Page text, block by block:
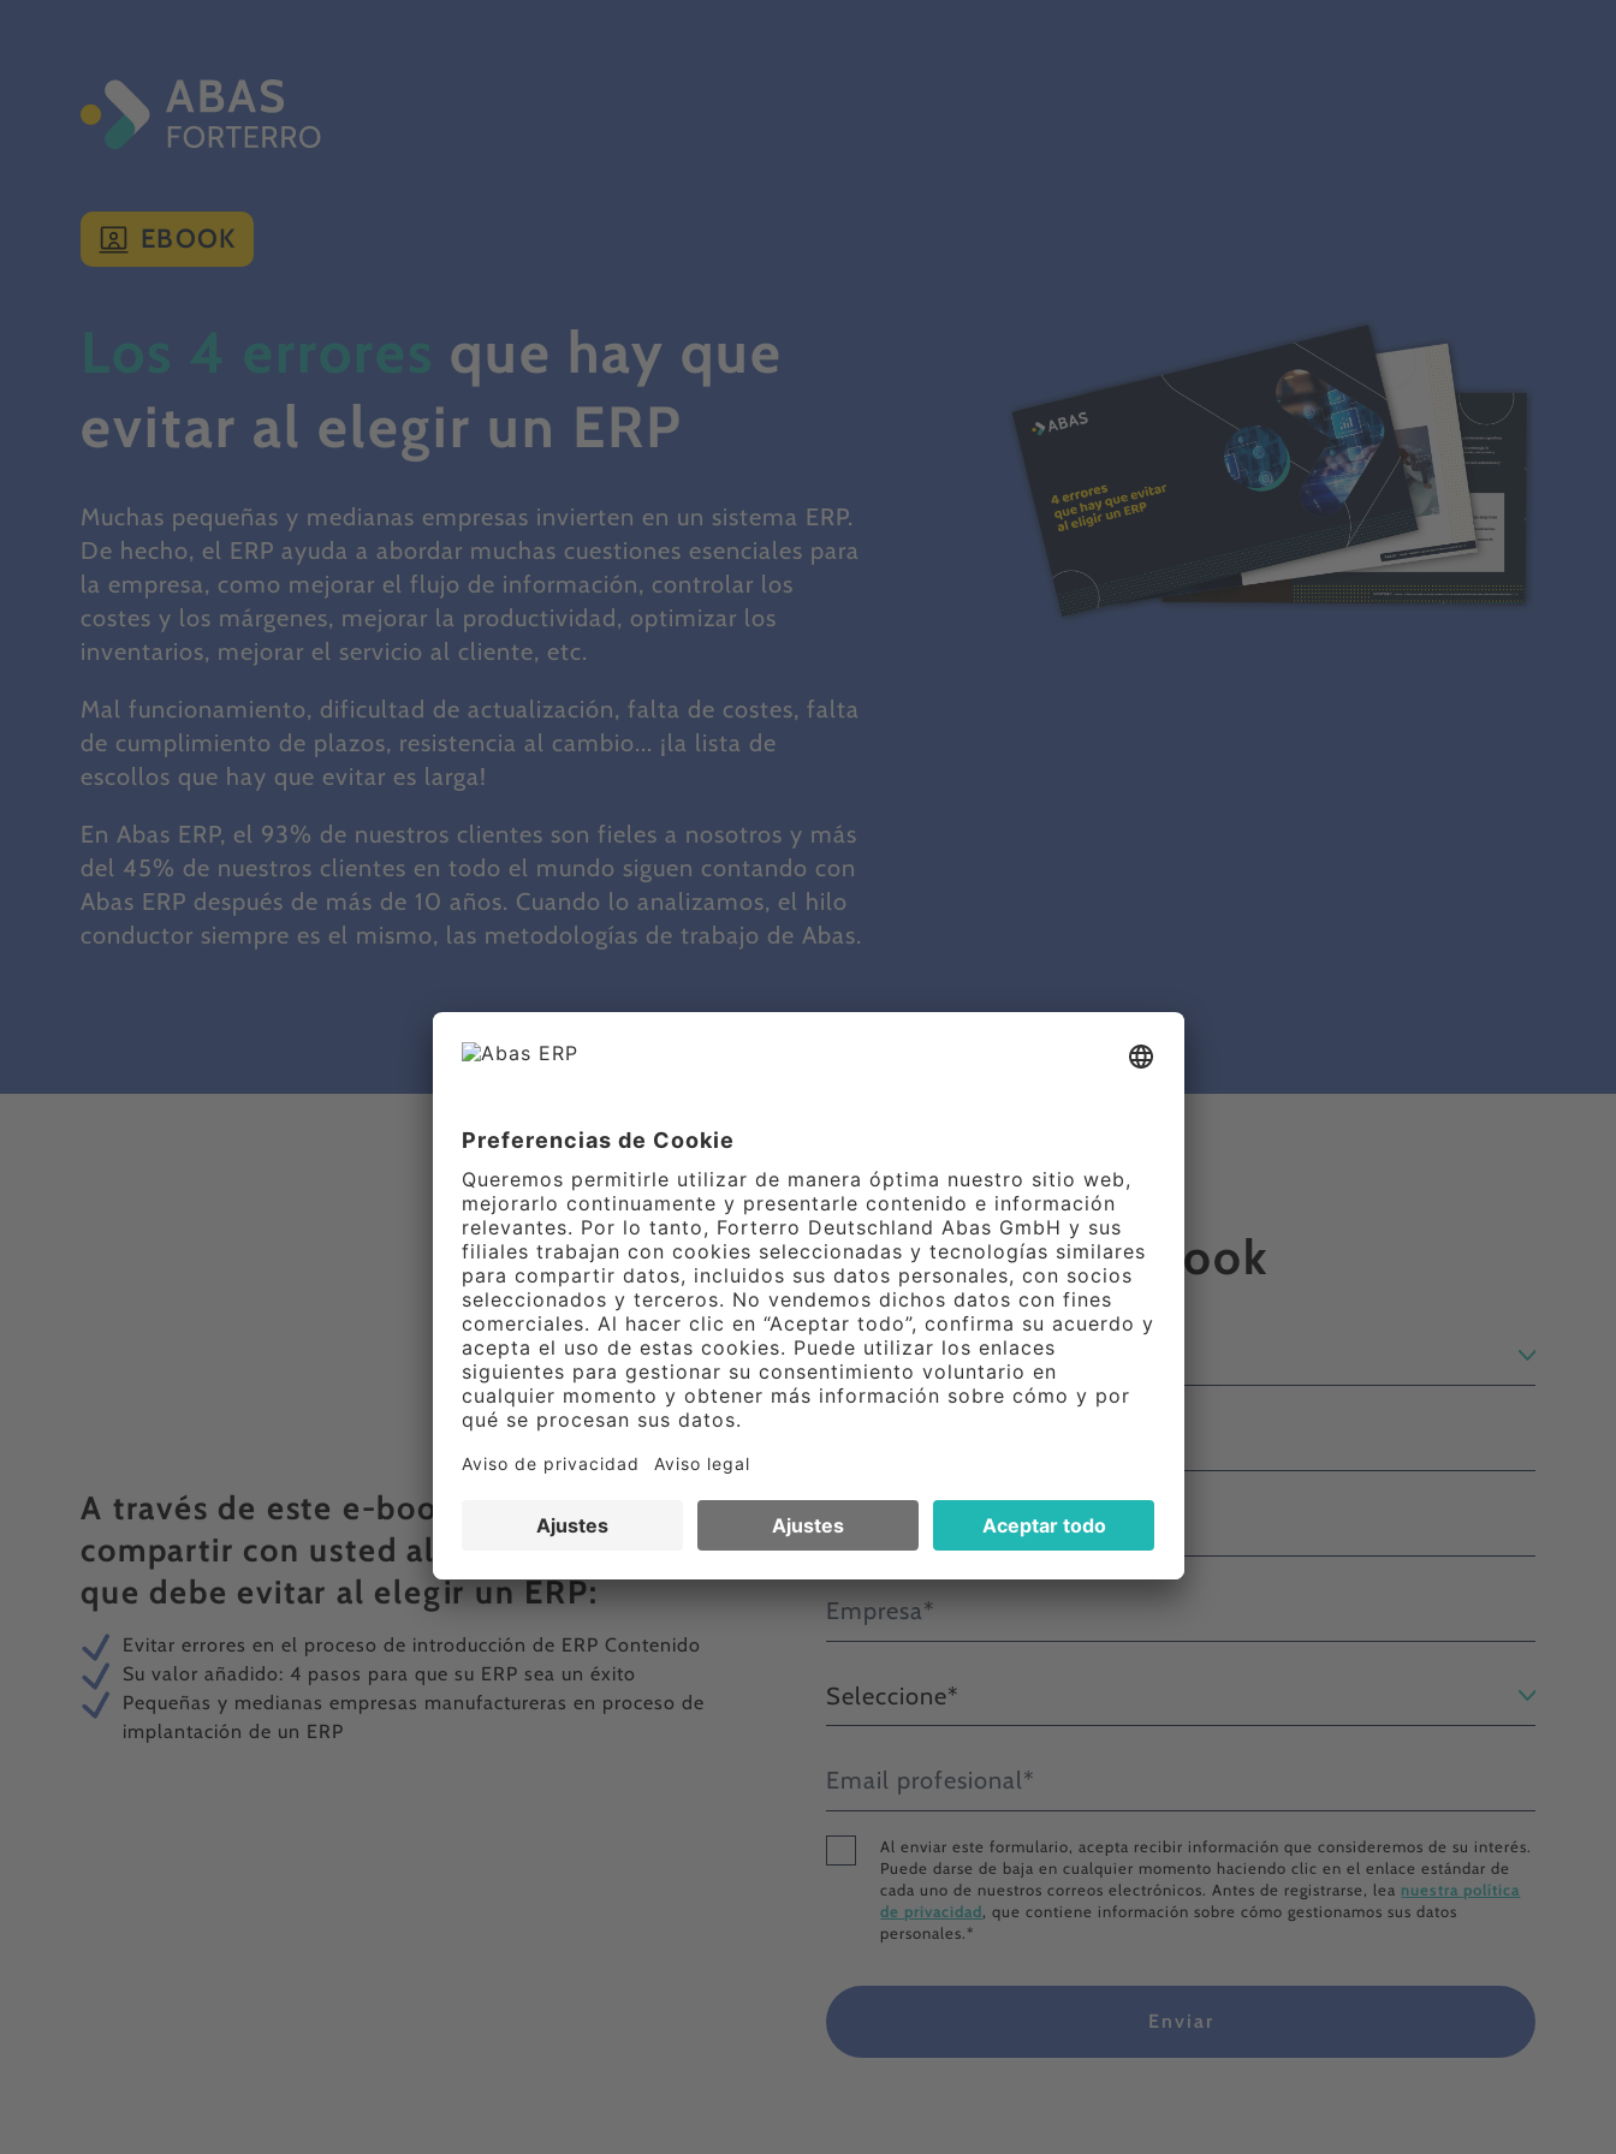
EBOOK
Los 4 errores que hay que
evitar al elegir un ERP
Muchas pequeñas y medianas empresas invierten en un sistema ERP.
De hecho, el ERP ayuda a abordar muchas cuestiones esenciales para
la empresa, como mejorar el flujo de información, controlar los
costes y los márgenes, mejorar la productividad, optimizar los
inventarios, mejorar el servicio al cliente, etc.
Mal funcionamiento, dificultad de actualización, falta de costes, falta
de cumplimiento de plazos, resistencia al cambio... ¡la lista de
escollos que hay que evitar es larga!
En Abas ERP, el 93% de nuestros clientes son fieles a nosotros y más
del 45% de nuestros clientes en todo el mundo siguen contando con
Abas ERP después de más de 10 años. Cuando lo analizamos, el hilo
conductor siempre es el mismo, las metodologías de trabajo de Abas.
A través de este e-book, queremos
compartir con usted algunos de los errores
que debe evitar al elegir un ERP:
Evitar errores en el proceso de introducción de ERP Contenido
Su valor añadido: 4 pasos para que su ERP sea un éxito
Pequeñas y medianas empresas manufactureras en proceso de
implantación de un ERP
Descargar el Ebook
Al enviar este formulario, acepta recibir información que consideremos de su interés.
Puede darse de baja en cualquier momento haciendo clic en el enlace estándar de
cada uno de nuestros correos electrónicos. Antes de registrarse, lea nuestra política
de privacidad, que contiene información sobre cómo gestionamos sus datos
personales.*